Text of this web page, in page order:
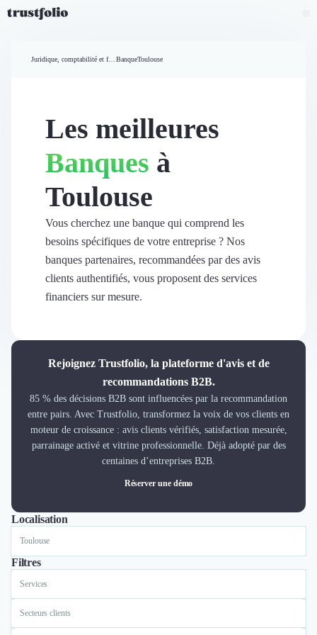
Widgets d'avis
Partage d’avis multicanal
Vidéo de témoignage
Parrainage
Révéler le réseau
Vitrine & média
Suivi du ROI
Voir tous nos avis clients
Découvrir
Demander une démo
Connexion
Cabinet de Recrutement
Marque Employeur
Conseil en Management et Organisation
Gestion paie
Qualité de Vie au Travail (QVT)
Portage Salarial
Responsabilité Sociétale des Entreprises (RSE)
Marketplace de freelance
Coaching
Accueil
Juridique, comptabilité et finances BanqueToulouse
Les meilleures
Banques à
Toulouse
Vous cherchez une banque qui comprend les
besoins spécifiques de votre entreprise ? Nos
banques partenaires, recommandées par des avis
clients authentifiés, vous proposent des services
financiers sur mesure.
Rejoignez Trustfolio, la plateforme d'avis et de
recommandations B2B.
85 % des décisions B2B sont influencées par la recommandation
entre pairs. Avec Trustfolio, transformez la voix de vos clients en
moteur de croissance : avis clients vérifiés, satisfaction mesurée,
parrainage activé et vitrine professionnelle. Déjà adopté par des
centaines d’entreprises B2B.
Réserver une démo
Localisation
ToutLyonParis
Filtres
Services
Secteurs clients